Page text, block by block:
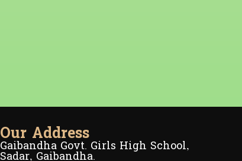
Our Address
Gaibandha Govt. Girls High School,
Sadar, Gaibandha.